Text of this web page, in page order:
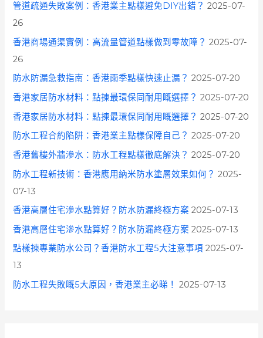
管道疏通失敗案例：香港業主點樣避免DIY出錯？ 2025-07-
26
香港商場通渠實例：高流量管道點樣做到零故障？ 2025-07-
26
防水防漏急救指南：香港雨季點樣快速止漏？ 2025-07-20
香港家居防水材料：點揀最環保同耐用嘅選擇？ 2025-07-20
香港家居防水材料：點揀最環保同耐用嘅選擇？ 2025-07-20
防水工程合約陷阱：香港業主點樣保障自己？ 2025-07-20
香港舊樓外牆滲水：防水工程點樣徹底解決？ 2025-07-20
防水工程新技術：香港應用納米防水塗層效果如何？ 2025-
07-13
香港高層住宅滲水點算好？防水防漏終極方案 2025-07-13
香港高層住宅滲水點算好？防水防漏終極方案 2025-07-13
點樣揀專業防水公司？香港防水工程5大注意事項 2025-07-
13
防水工程失敗嘅5大原因，香港業主必睇！
2025-07-13